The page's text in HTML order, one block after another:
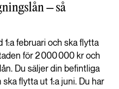
– så
1:a februari och ska flytta
för 2 000 000 kr och
Du säljer din befintliga
flytta ut 1:a juni. Du har